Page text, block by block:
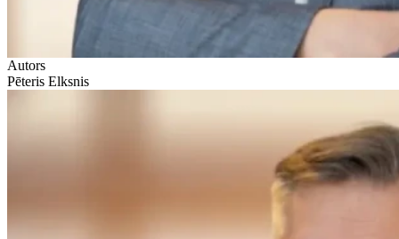
Autors
Pēteris Elksnis